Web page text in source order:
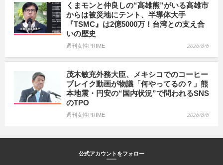
くまモンと仲良しの“高雄熊”がいる高雄市
からは被災地にテント、半導体大手
『TSMC』は2億5000万！台湾との支え合
いの歴史
週刊女性PRIME 2026/8/6
茂木敏充外務大臣、メキシコでのコーヒー
ブレイク動画が物議「何やってるの？」熊
本地震・円安の“国内状況”で問われるSNS
のTPO
週刊女性PRIME 2026/8/6
公式アカウントをフォロー